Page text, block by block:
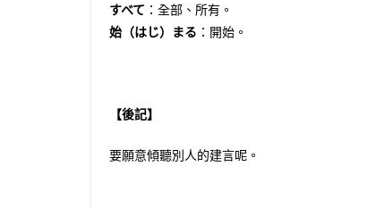
すべて ：全部、所有。
始（はじ）まる ：開始。
【後記】
要願意傾聽別人的建言呢。